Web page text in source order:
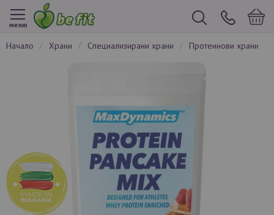
меню
начало храни специализирани храни
протеинови храни